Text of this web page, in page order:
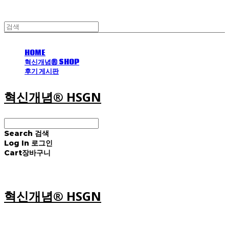
HOME
혁신개념® SHOP
후기 게시판
혁신개념® HSGN
Search 검색
Log In 로그인
Cart장바구니
혁신개념® HSGN